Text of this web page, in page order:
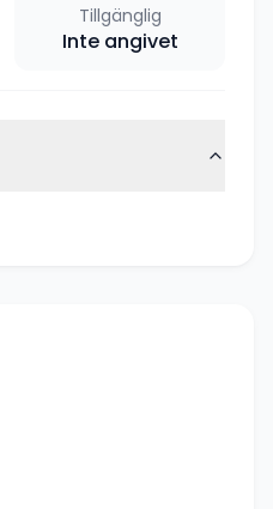
Tillgänglig
Inte angivet